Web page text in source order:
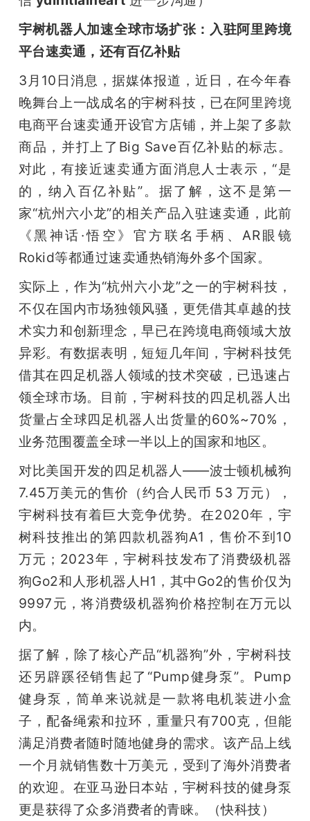
宇树机器人加速全球市场扩张：入驻阿里跨境
平台速卖通，还有百亿补贴
3月10日消息，据媒体报道，近日，在今年春
晚舞台上一战成名的宇树科技，已在阿里跨境
电商平台速卖通开设官方店铺，并上架了多款
商品，并打上了Big Save百亿补贴的标志。
对此，有接近速卖通方面消息人士表示，“是
的，纳入百亿补贴”。据了解，这不是第一
家“杭州六小龙”的相关产品入驻速卖通，此前
《黑神话·悟空》官方联名手柄、AR眼镜
Rokid等都通过速卖通热销海外多个国家。
实际上，作为“杭州六小龙”之一的宇树科技，
不仅在国内市场独领风骚，更凭借其卓越的技
术实力和创新理念，早已在跨境电商领域大放
异彩。有数据表明，短短几年间，宇树科技凭
借其在四足机器人领域的技术突破，已迅速占
领全球市场。目前，宇树科技的四足机器人出
货量占全球四足机器人出货量的60%~70%，
业务范围覆盖全球一半以上的国家和地区。
对比美国开发的四足机器人——波士顿机械狗
7.45万美元的售价（约合人民币 53 万元），
宇树科技有着巨大竞争优势。在2020年，宇
树科技推出的第四款机器狗A1，售价不到10
万元；2023年，宇树科技发布了消费级机器
狗Go2和人形机器人H1，其中Go2的售价仅为
9997元，将消费级机器狗价格控制在万元以
内。
据了解，除了核心产品“机器狗”外，宇树科技
还另辟蹊径销售起了“Pump健身泵”。Pump
健身泵，简单来说就是一款将电机装进小盒
子，配备绳索和拉环，重量只有700克，但能
满足消费者随时随地健身的需求。该产品上线
一个月就销售数十万美元，受到了海外消费者
的欢迎。在亚马逊日本站，宇树科技的健身泵
更是获得了众多消费者的青睐。（快科技）